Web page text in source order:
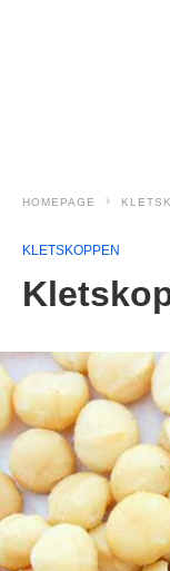
HOMEPAGE
KLETSKOPPEN